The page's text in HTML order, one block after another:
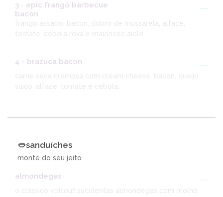
3 - epic frango barbecue
bacon
---
frango assado, bacon, dobro de mussarela, alface,
tomate, cebola roxa e maionese aiole
4 - brazuca bacon
---
carne seca cremosa com cream cheese, bacon, queijo
suico, alface, tomate e cebola.
🥙sanduíches
monte do seu jeito
almondegas
---
o clássico voltou!! suculentas almondegas com molho